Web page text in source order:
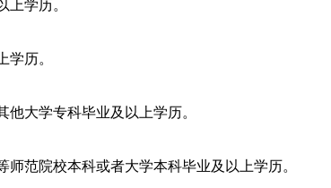
学历。
历。
大学专科毕业及以上学历。
范院校本科或者大学本科毕业及以上学历。